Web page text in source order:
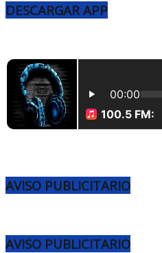
DESCARGAR APP
AVISO PUBLICITARIO
AVISO PUBLICITARIO